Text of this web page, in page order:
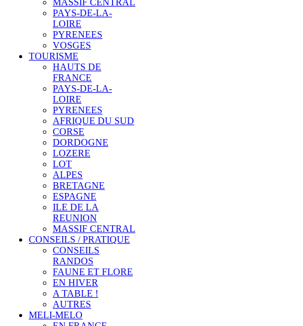
MASSIF CENTRAL
PAYS-DE-LA-
LOIRE
PYRENEES
VOSGES
TOURISME
HAUTS DE
FRANCE
PAYS-DE-LA-
LOIRE
PYRENEES
AFRIQUE DU SUD
CORSE
DORDOGNE
LOZERE
LOT
ALPES
BRETAGNE
ESPAGNE
ILE DE LA
REUNION
MASSIF CENTRAL
CONSEILS / PRATIQUE
CONSEILS
RANDOS
FAUNE ET FLORE
EN HIVER
A TABLE !
AUTRES
MELI-MELO